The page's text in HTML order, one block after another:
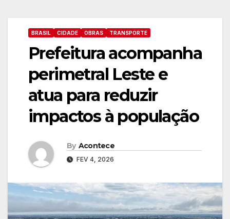
BRASIL CIDADE OBRAS TRANSPORTE
Prefeitura acompanha
perimetral Leste e
atua para reduzir
impactos à população
By Acontece
FEV 4, 2026